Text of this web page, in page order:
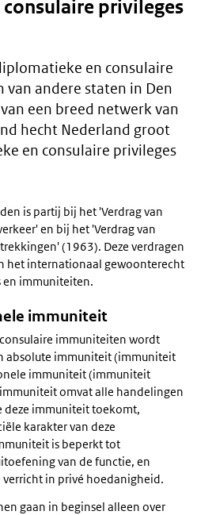
privileges
en consulaire
andere staten in Den
een breed netwerk van
hecht Nederland groot
en consulaire privileges
is partij bij het 'Verdrag van
en bij het 'Verdrag van
(1963). Deze verdragen
het internationaal gewoonterecht
en immuniteiten.
immuniteit
immuniteiten wordt
absolute immuniteit (immuniteit
immuniteit (immuniteit
omvat alle handelingen
deze immuniteit toekomt,
karakter van deze
is beperkt tot
van de functie, en
in privé hoedanigheid.
gaan in beginsel alleen over